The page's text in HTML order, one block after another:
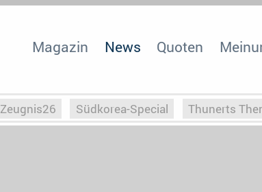
Magazin News Quoten
Zeugnis26 Südkorea-Special Thunerts